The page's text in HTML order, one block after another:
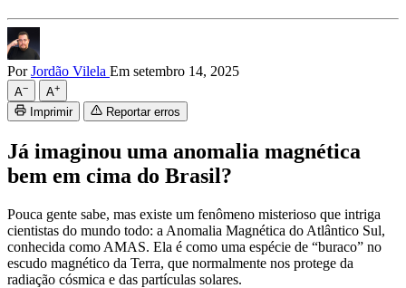
PorJordão Vilela Em setembro 14, 2025
A− A+
Imprimir Reportar erros
Já imaginou uma anomalia magnética
bem em cima do Brasil?
Pouca gente sabe, mas existe um fenômeno misterioso que intriga
cientistas do mundo todo: a Anomalia Magnética do Atlântico Sul,
conhecida como AMAS. Ela é como uma espécie de “buraco” no
escudo magnético da Terra, que normalmente nos protege da
radiação cósmica e das partículas solares.